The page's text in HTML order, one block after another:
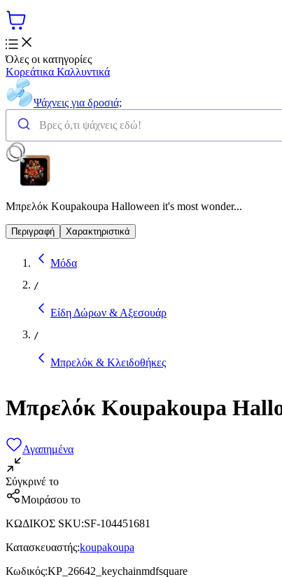
Όλες οι κατηγορίες
Κορεάτικα Καλλυντικά
Ψάχνεις για δροσιά;
Μπρελόκ Koupakoupa Halloween it's most wonder...
Περιγραφή Χαρακτηριστικά
Μόδα
/
Είδη Δώρων & Αξεσουάρ
/
Μπρελόκ & Κλειδοθήκες
Μπρελόκ Koupakoupa
Αγαπημένα
Σύγκρινέ το
Μοιράσου το
ΚΩΔΙΚΟΣ SKU:SF-104451681
Κατασκευαστής:koupakoupa
Κωδικός:KP_26642_keychainmdfsquare